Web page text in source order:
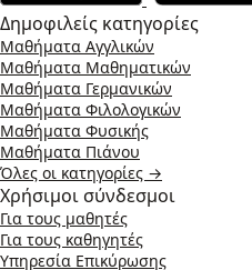
Δημοφιλείς κατηγορίες
Μαθήματα Αγγλικών
Μαθήματα Μαθηματικών
Μαθήματα Γερμανικών
Μαθήματα Φιλολογικών
Μαθήματα Φυσικής
Μαθήματα Πιάνου
Όλες οι κατηγορίες →
Χρήσιμοι σύνδεσμοι
Για τους μαθητές
Για τους καθηγητές
Υπηρεσία Επικύρωσης